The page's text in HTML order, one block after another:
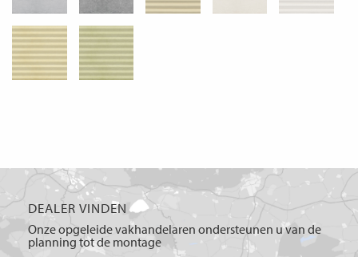
DEALER VINDEN
Onze opgeleide vakhandelaren ondersteunen u van de
planning tot de montage